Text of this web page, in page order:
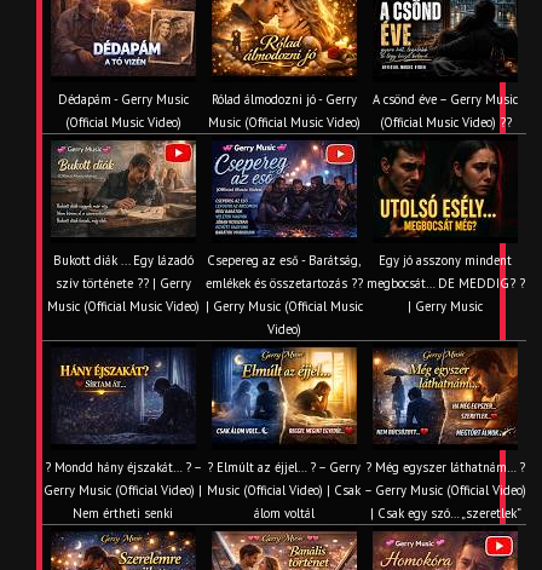
Dédapám - Gerry Music
(Official Music Video)
Rólad álmodozni jó - Gerry
Music (Official Music Video)
A csönd éve – Gerry Music
(Official Music Video) ??
Bukott diák ... Egy lázadó
szív története ?? | Gerry
Music (Official Music Video)
Csepereg az eső - Barátság,
emlékek és összetartozás ?️?
| Gerry Music (Official Music
Video)
Egy jó asszony mindent
megbocsát… DE MEDDIG? ?
| Gerry Music
? Mondd hány éjszakát… ? –
Gerry Music (Official Video) |
Nem értheti senki
? Elmúlt az éjjel… ? – Gerry
Music (Official Video) | Csak
álom voltál
? Még egyszer láthatnám… ?
– Gerry Music (Official Video)
| Csak egy szó… „szeretlek”